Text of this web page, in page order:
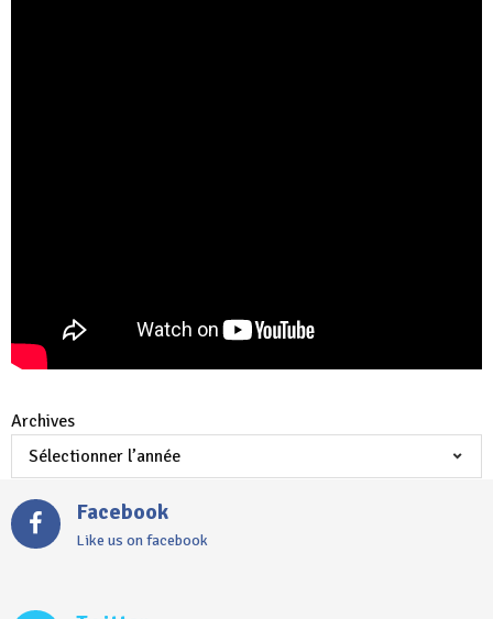
Archives
Facebook
Like us on facebook